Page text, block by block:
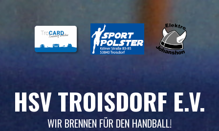
HSV TROISDORF E.V.
WIR BRENNEN FÜR DEN HANDBALL!